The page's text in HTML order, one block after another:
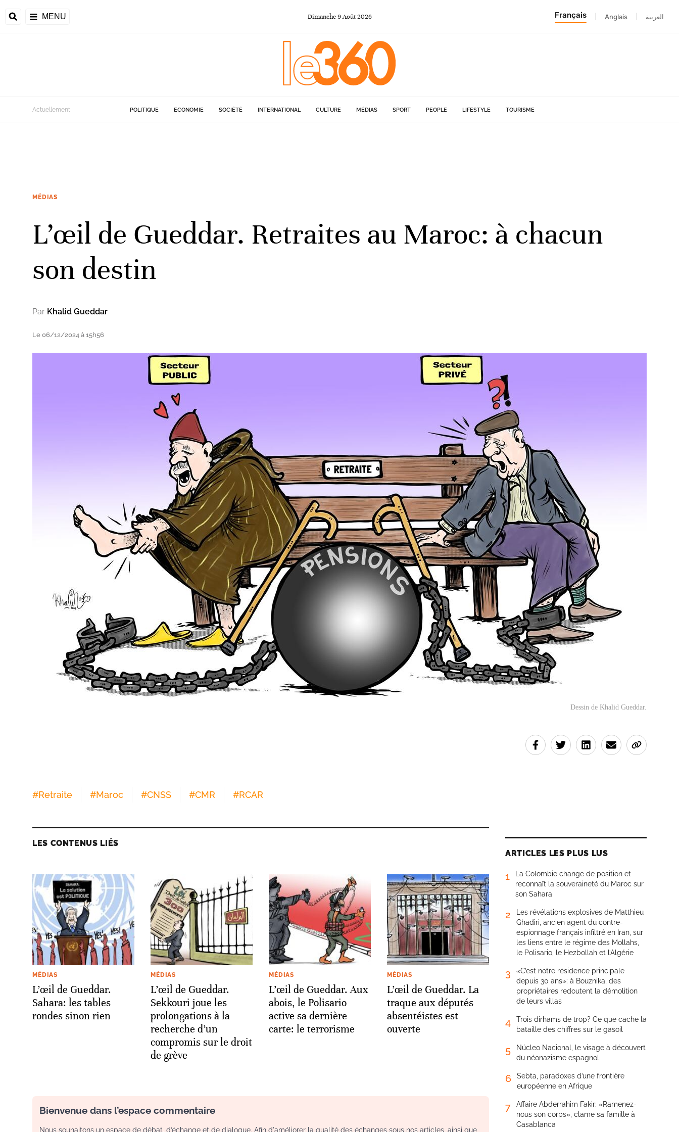
MENU Dimanche 9Août 2026 Français Anglais العربية
Actuellement POLITIQUE ECONOMIE SOCIÉTÉ INTERNATIONAL CULTURE MÉDIAS SPORT PEOPLE LIFESTYLE TOURISME
MÉDIAS
L’œil de Gueddar. Retraites au Maroc: à chacun
son destin
Par Khalid Gueddar
Le 06/12/2024 à 15h56
Dessin de Khalid Gueddar.
#Retraite #Maroc #CNSS #CMR #RCAR
LES CONTENUS LIÉS
MÉDIAS
L’œil de Gueddar.
Sahara: les tables
rondes sinon rien
MÉDIAS
L’œil de Gueddar.
Sekkouri joue les
prolongations à la
recherche d’un
compromis sur le droit
de grève
MÉDIAS
L’œil de Gueddar. Aux
abois, le Polisario
active sa dernière
carte: le terrorisme
MÉDIAS
L’œil de Gueddar. La
traque aux députés
absentéistes est
ouverte
Bienvenue dans l’espace commentaire
Nous souhaitons un espace de débat, d’échange et de dialogue. Afin d'améliorer la qualité des échanges sous nos articles, ainsi que
ARTICLES LES PLUS LUS
1
La Colombie change de position et
reconnaît la souveraineté du Maroc sur
son Sahara
2
Les révélations explosives de Matthieu
Ghadiri, ancien agent du contre-
espionnage français infiltré en Iran, sur
les liens entre le régime des Mollahs,
le Polisario, le Hezbollah et l’Algérie
3
«C’est notre résidence principale
depuis 30 ans»: à Bouznika, des
propriétaires redoutent la démolition
de leurs villas
4
Trois dirhams de trop? Ce que cache la
bataille des chiffres sur le gasoil
5
Núcleo Nacional, le visage à découvert
du néonazisme espagnol
6
Sebta, paradoxes d’une frontière
européenne en Afrique
7
Affaire Abderrahim Fakir: «Ramenez-
nous son corps», clame sa famille à
Casablanca